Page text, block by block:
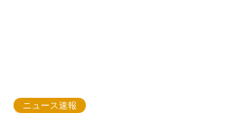
ニュース速報